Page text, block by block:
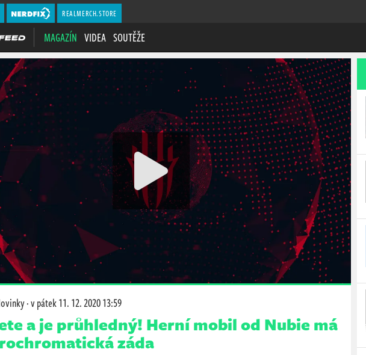
REALMERCH.STORE
MAGAZÍN VIDEA SOUTĚŽE
·v pátek11. 12. 2020 13:59
a je průhledný! Herní mobil od Nubie má
záda